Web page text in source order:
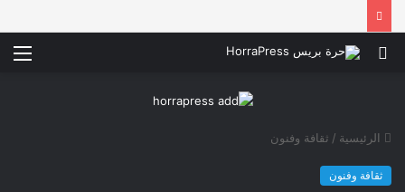
بحث
الرئيسية / ثقافة وفنون
ثقافة وفنون